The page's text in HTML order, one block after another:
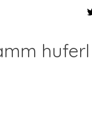
huferl